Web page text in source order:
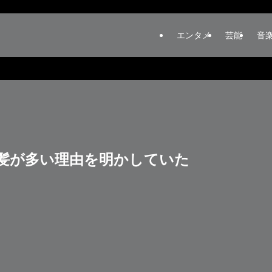
エンタメ 芸能 音
が多い理由を明かしていた